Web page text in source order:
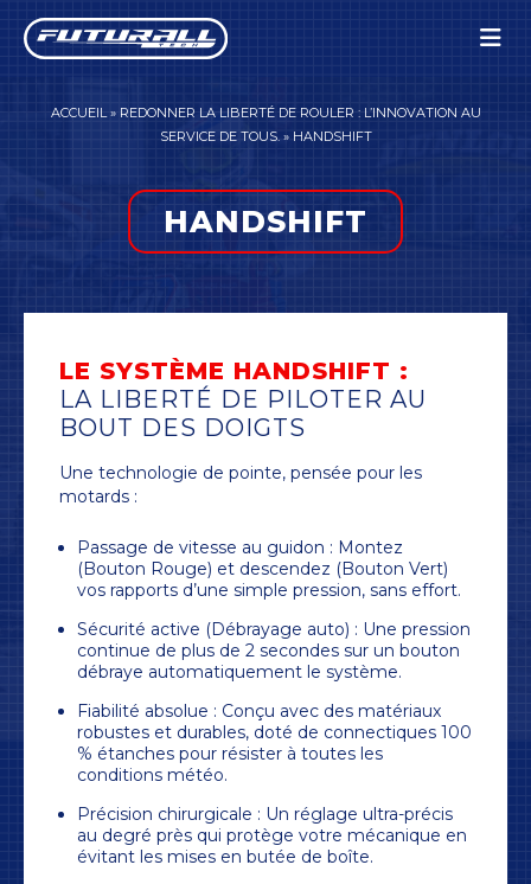
ACCUEIL» REDONNER LA LIBERTÉ DE ROULER : L’INNOVATION AU
SERVICE DE TOUS.» HANDSHIFT
HANDSHIFT
LE SYSTÈME HANDSHIFT :
LA LIBERTÉ DE PILOTER AU
BOUT DES DOIGTS
Une technologie de pointe, pensée pour les
motards :
Passage de vitesse au guidon : Montez
(Bouton Rouge) et descendez (Bouton Vert)
vos rapports d’une simple pression, sans effort.
Sécurité active (Débrayage auto) : Une pression
continue de plus de 2 secondes sur un bouton
débraye automatiquement le système.
Fiabilité absolue : Conçu avec des matériaux
robustes et durables, doté de connectiques 100
% étanches pour résister à toutes les
conditions météo.
Précision chirurgicale : Un réglage ultra-précis
au degré près qui protège votre mécanique en
évitant les mises en butée de boîte.